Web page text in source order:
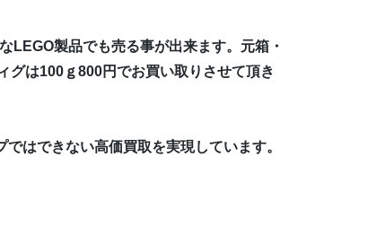
LEGO製品でも売る事が出来ます。元箱・
グは100ｇ800円でお買い取りさせて頂き
はできない高価買取を実現しています。